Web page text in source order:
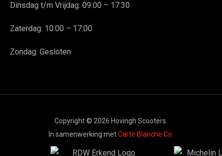
Dinsdag t/m Vrijdag: 09:00 – 17:30
Zaterdag: 10:00 – 17:00
Zondag: Gesloten
Copyright © 2026 Hovingh Scooters.
In samenwerking metCarte Blanche Co.